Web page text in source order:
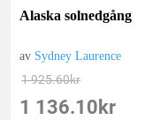
Alaska solnedgång
av Sydney Laurence
1 925.60kr
1 136.10 kr